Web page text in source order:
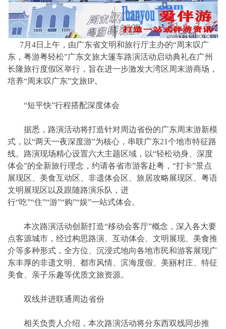
7月4日上午，由广东省文明和旅行厅主办的“周末叹广
东，粤游粤轻松”广东文旅大篷车路演活动启动典礼在广州
长隆旅行度假区举行，旨在进一步激发大湾区周末游商场，
培养“周末叹广东”文旅IP。
“短平快”行程搭配深度体会
据悉，路演活动将打造针对周边省份的广东周末游新模
式，以“两天一夜深度游”为核心，串联广东21个地市特征路
线。路演现场精心设置六大主题区域，以“轻松动身、深度
体会”的全新旅行理念，约请各省市游客赴粤，“打卡”景点
展现区、美食互动区、非遗体会区、旅居攻略展现区、粤语
文明展现区以及跟随路演乐队，进
行“吃”“住”“游”“购”“娱”一站式体会。
本次路演活动创新打造“移动会客厅”概念，深入各大要
点客源城市，经过构思路演、互动体会、文明展现、美食推
介等多种形式，全方位、沉浸式地向各地市民和游客展现广
东丰厚的非遗文明、都市风情、滨海度假、美丽村庄、特征
美食、亲子乐趣等优质文旅资源。
双线并进联通周边省份
相关负责人介绍，本次路演活动将分东西双线同步推